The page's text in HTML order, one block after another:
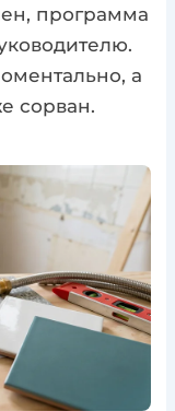
программа
а
сорван.